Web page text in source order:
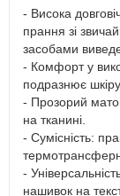
- Висока
прання зі
засобами
- Комфорт у
подразнює
- Прозорий
на тканині.
- Сумісність:
-
нашивок на